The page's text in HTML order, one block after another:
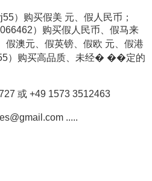
）购买假美 元、假人民币；
）购买假人民币、假马来
澳元、假英镑、假欧 元、假港
）购买高品质、未经� ��定的
或 +49 1573 3512463
.....